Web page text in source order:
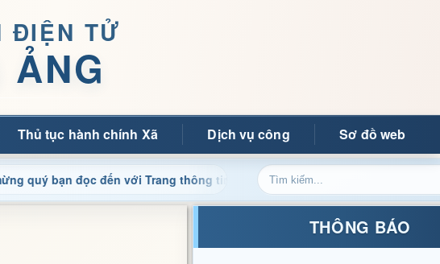
ĐIỆN TỬ
Thủ tục hành chính Xã Dịch vụ công Sơ đồ web
đọc đến với Trang thông tin điện tử xã Mường Ảng
THÔNG BÁO